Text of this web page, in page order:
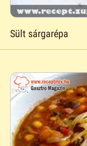
Sült sárgarépa